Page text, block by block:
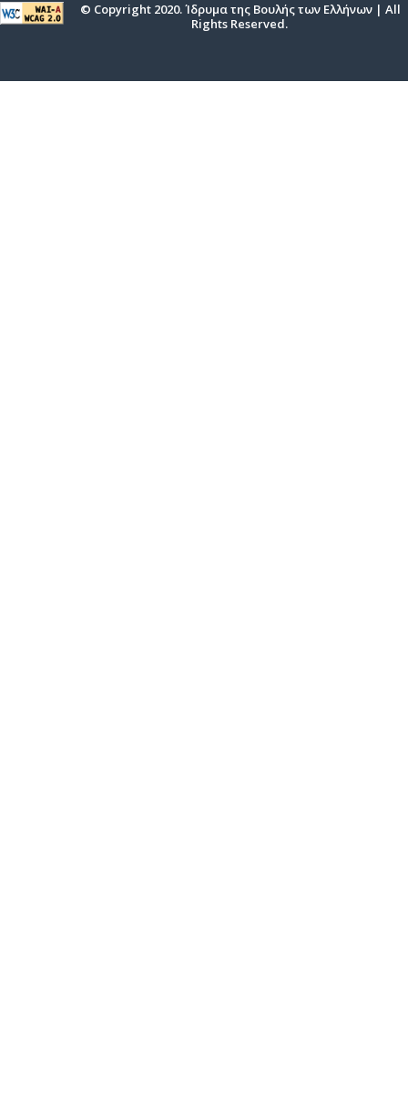
© Copyright 2020. Ίδρυμα της Βουλής των Ελλήνων | All
Rights Reserved.